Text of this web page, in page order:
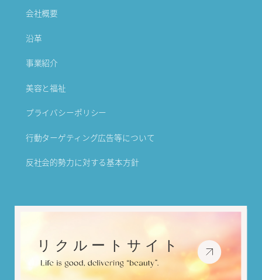
会社概要
沿革
事業紹介
美容と福祉
プライバシーポリシー
行動ターゲティング広告等について
反社会的勢力に対する基本方針